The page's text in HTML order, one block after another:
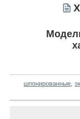
шпонированные